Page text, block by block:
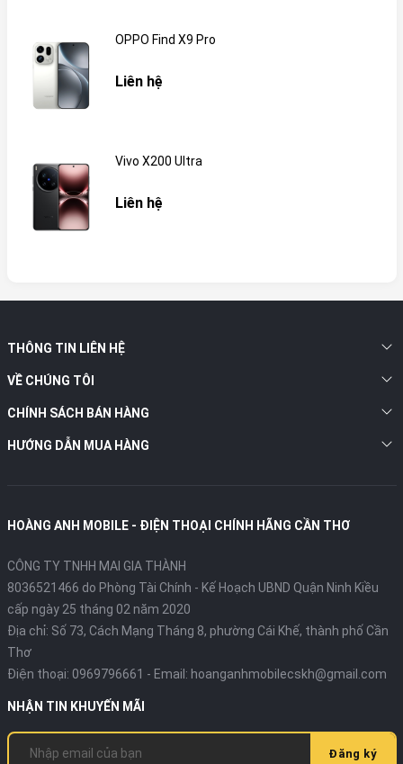
OPPO Find X9 Pro
Liên hệ
Vivo X200 Ultra
Liên hệ
THÔNG TIN LIÊN HỆ
VỀ CHÚNG TÔI
CHÍNH SÁCH BÁN HÀNG
HƯỚNG DẪN MUA HÀNG
HOÀNG ANH MOBILE - ĐIỆN THOẠI CHÍNH HÃNG CẦN THƠ
CÔNG TY TNHH MAI GIA THÀNH
8036521466 do Phòng Tài Chính - Kế Hoạch UBND Quận Ninh Kiều
cấp ngày 25 tháng 02 năm 2020
Địa chỉ: Số 73, Cách Mạng Tháng 8, phường Cái Khế, thành phố Cần
Thơ
Điện thoại: 0969796661 - Email: hoanganhmobilecskh@gmail.com
NHẬN TIN KHUYẾN MÃI
Đăng ký